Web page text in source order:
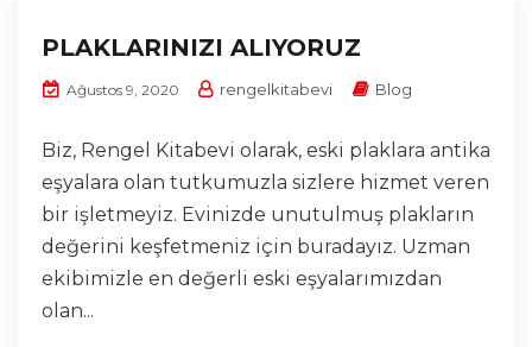
PLAKLARINIZI ALIYORUZ
Ağustos 9, 2020 rengelkitabevi Blog
Biz, Rengel Kitabevi olarak, eski plaklara antika
eşyalara olan tutkumuzla sizlere hizmet veren
bir işletmeyiz. Evinizde unutulmuş plakların
değerini keşfetmeniz için buradayız. Uzman
ekibimizle en değerli eski eşyalarımızdan
olan...